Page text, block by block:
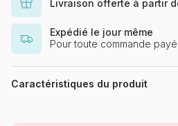
Livraison offerte à partir
Expédié le jour même
Pour toute commande
Caractéristiques du produit